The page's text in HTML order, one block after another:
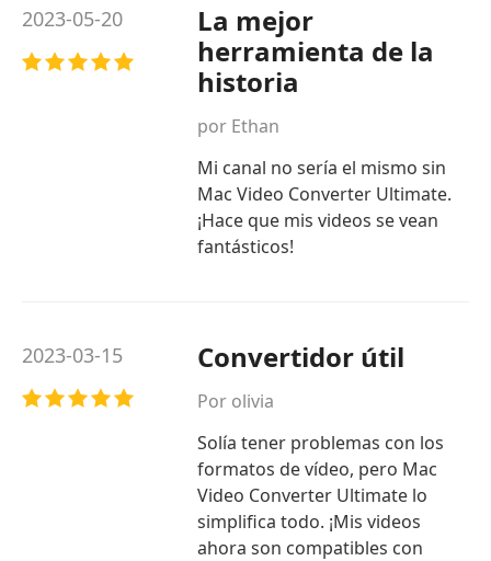
2023-05-20
La mejor
herramienta de la
historia
por Ethan
Mi canal no sería el mismo sin
Mac Video Converter Ultimate.
¡Hace que mis videos se vean
fantásticos!
2023-03-15 Convertidor útil
Por olivia
Solía ​​tener problemas con los
formatos de vídeo, pero Mac
Video Converter Ultimate lo
simplifica todo. ¡Mis videos
ahora son compatibles con